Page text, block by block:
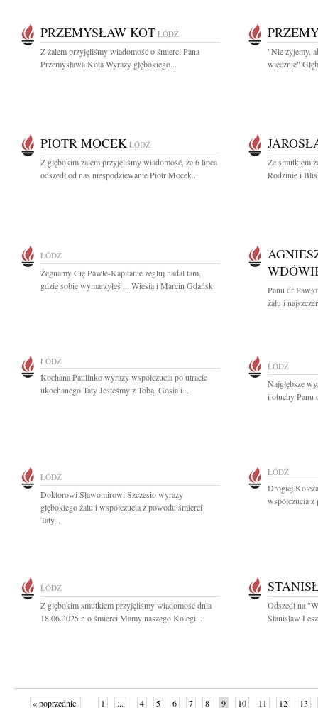
PRZEMYSŁAW KOT ŁÓDŹ
Z żalem przyjęliśmy wiadomość o śmierci Pana
Przemysława Kota Wyrazy głębokiego...
"Nie żyjemy,
wiecznie"
PIOTR MOCEK ŁÓDŹ
Z głębokim żalem przyjęliśmy wiadomość, że 6 lipca
odszedł od nas niespodziewanie Piotr Mocek...
Ze smutkiem
Rodzinie i
ŁÓDŹ
Żegnamy Cię Pawle-Kapitanie żegluj nadal tam,
gdzie sobie wymarzyłeś ... Wiesia i Marcin Gdańsk
Panu dr
żalu i
ŁÓDŹ
Kochana Paulinko wyrazy współczucia po utracie
ukochanego Taty Jesteśmy z Tobą. Gosia i...
ŁÓDŹ
Najgłębsze
i otuchy Panu
ŁÓDŹ
Doktorowi Sławomirowi Szczesio wyrazy
głębokiego żalu i współczucia z powodu śmierci
Taty...
ŁÓDŹ
Drogiej
współczucia
ŁÓDŹ
Z głębokim smutkiem przyjęliśmy wiadomość dnia
18.06.2025 r. o śmierci Mamy naszego Kolegi...
Odszedł na
Stanisław
« poprzednie 1 ... 4 5 6 7 8 9 10 11 12 13